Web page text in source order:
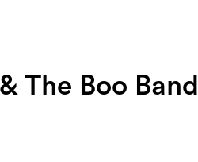
The Boo Band